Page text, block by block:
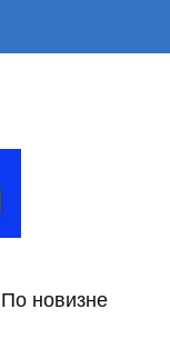
По новизне